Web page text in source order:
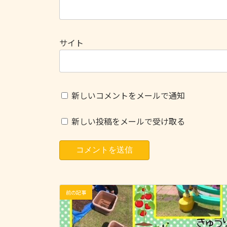
サイト
新しいコメントをメールで通知
新しい投稿をメールで受け取る
前の記事